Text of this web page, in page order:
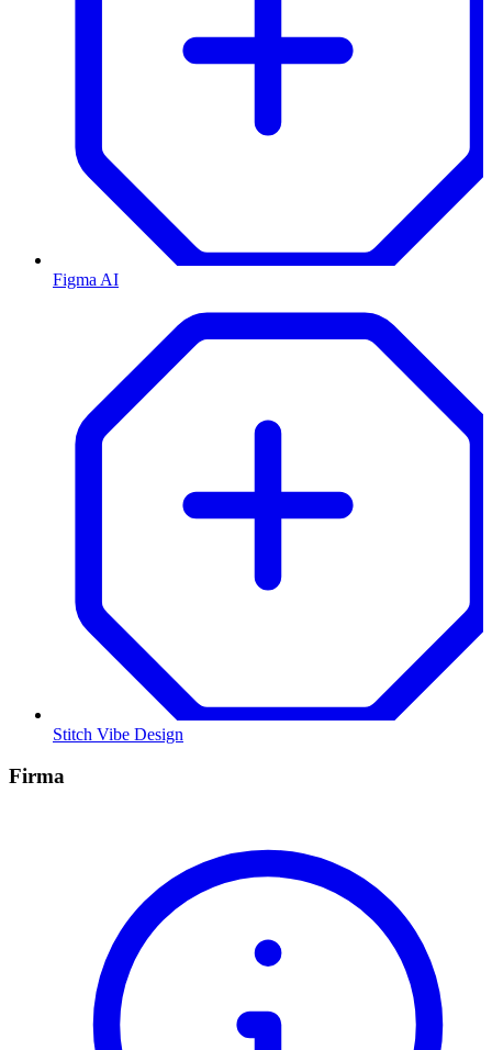
Figma AI
Stitch Vibe Design
Firma